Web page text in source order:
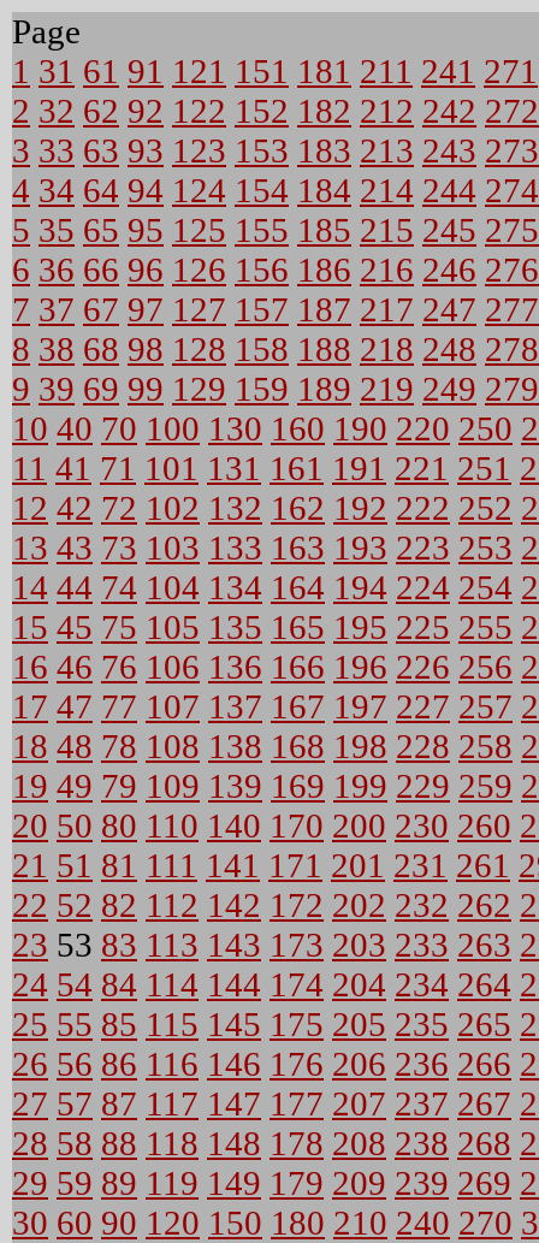
Page
1 31 61 91 121 151 181 211 241 271
2 32 62 92 122 152 182 212 242 272
3 33 63 93 123 153 183 213 243 273
4 34 64 94 124 154 184 214 244 274
5 35 65 95 125 155 185 215 245 275
6 36 66 96 126 156 186 216 246 276
7 37 67 97 127 157 187 217 247 277
8 38 68 98 128 158 188 218 248 278
9 39 69 99 129 159 189 219 249 279
10 40 70 100 130 160 190 220 250
11 41 71 101 131 161 191 221 251
12 42 72 102 132 162 192 222 252
13 43 73 103 133 163 193 223 253
14 44 74 104 134 164 194 224 254
15 45 75 105 135 165 195 225 255
16 46 76 106 136 166 196 226 256
17 47 77 107 137 167 197 227 257
18 48 78 108 138 168 198 228 258
19 49 79 109 139 169 199 229 259
20 50 80 110 140 170 200 230 260
21 51 81 111 141 171 201 231 261
22 52 82 112 142 172 202 232 262
23 53 83 113 143 173 203 233 263
24 54 84 114 144 174 204 234 264
25 55 85 115 145 175 205 235 265
26 56 86 116 146 176 206 236 266
27 57 87 117 147 177 207 237 267
28 58 88 118 148 178 208 238 268
29 59 89 119 149 179 209 239 269
30 60 90 120 150 180 210 240 270